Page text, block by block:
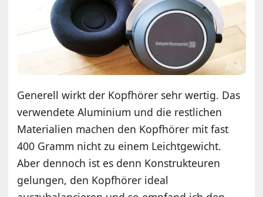
Generell wirkt der Kopfhörer sehr wertig. Das
verwendete Aluminium und die restlichen
Materialien machen den Kopfhörer mit fast
400 Gramm nicht zu einem Leichtgewicht.
Aber dennoch ist es denn Konstrukteuren
gelungen, den Kopfhörer ideal